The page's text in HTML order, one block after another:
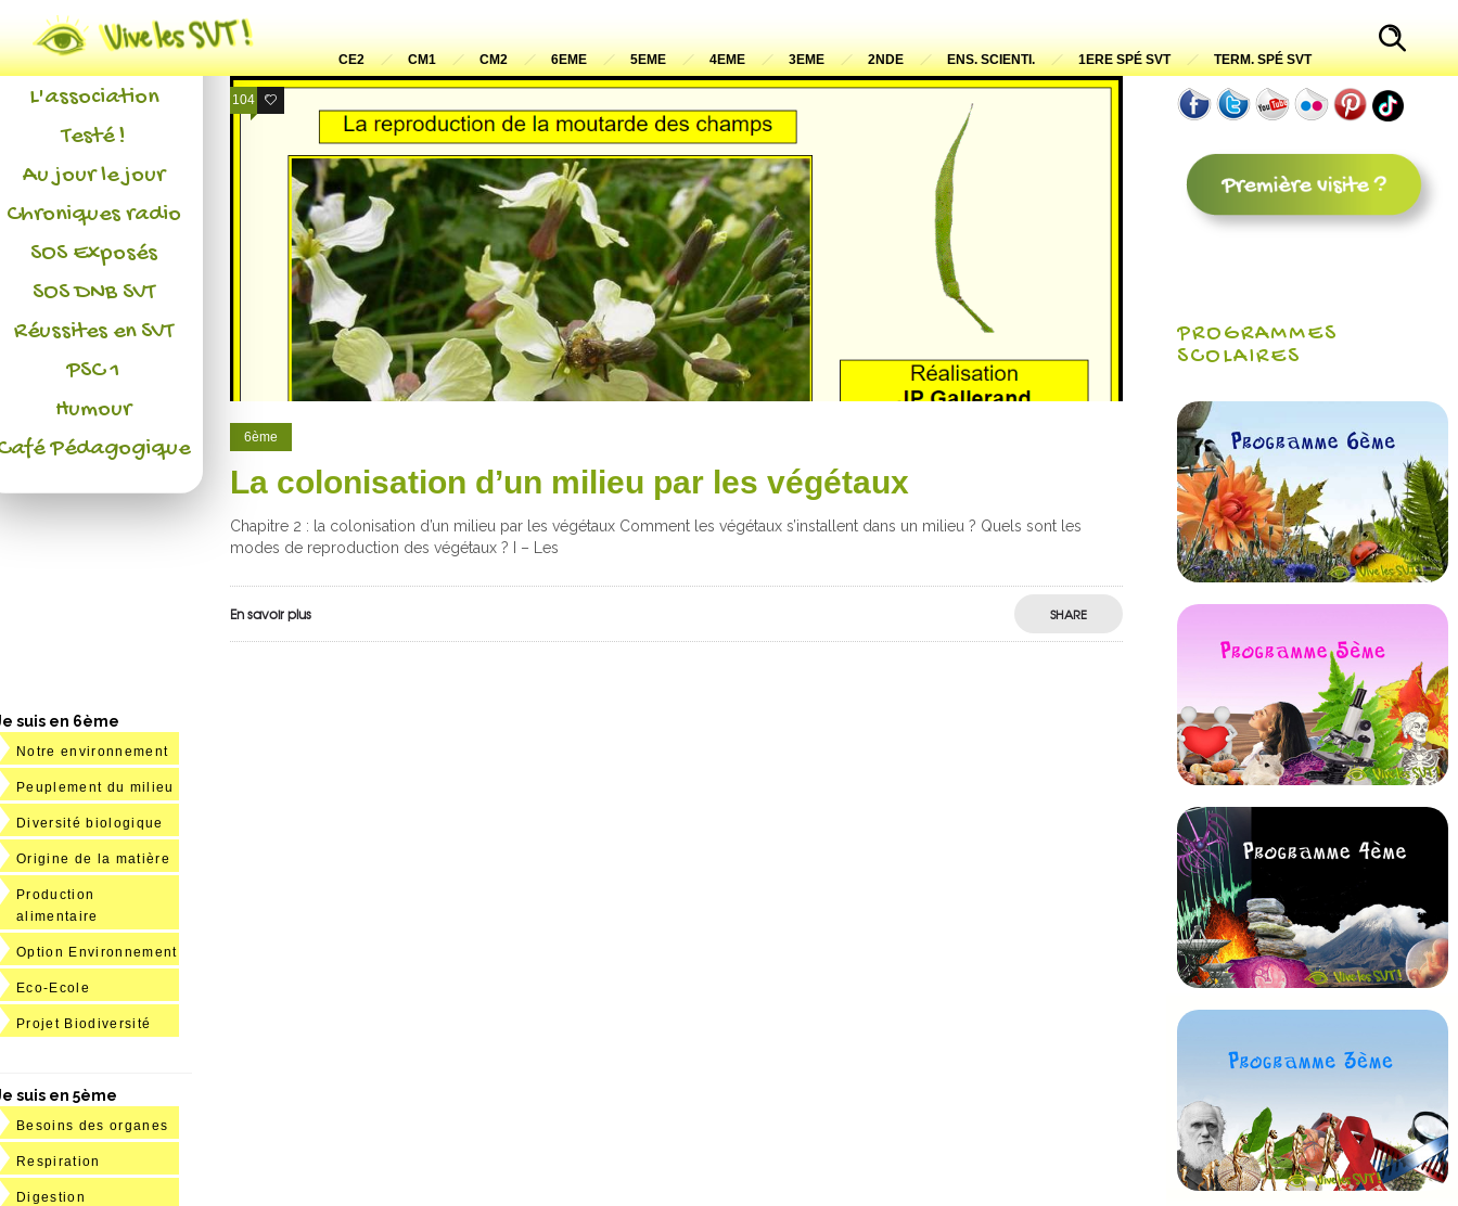
CE2 CM1 CM2 6EME 5EME 4EME 3EME 2NDE ENS. SCIENTI. 1ERE SPÉ SVT TERM. SPÉ SVT
104 12
6ème
La colonisation d’un milieu par les végétaux
Chapitre 2 : la colonisation d’un milieu par les végétaux Comment les végétaux s’installent dans un milieu ? Quels sont les
modes de reproduction des végétaux ? I – Les
En savoir plus SHARE
Actualités
L'association
Testé !
Au jour le jour
Chroniques radio
SOS Exposés
SOS DNB SVT
Réussites en SVT
PSC 1
Humour
Pédagogique
suis en 6ème
Notre environnement
Peuplement du milieu
Diversité biologique
Origine de la matière
Production
alimentaire
Option Environnement
Eco-Ecole
Projet Biodiversité
suis en 5ème
Besoins des organes
Respiration
Digestion
PROGRAMMES
SCOLAIRES